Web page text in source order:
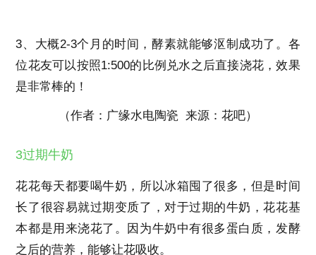
3、大概2-3个月的时间，酵素就能够沤制成功了。各
位花友可以按照1:500的比例兑水之后直接浇花，效果
是非常棒的！
（作者：广缘水电陶瓷 来源：花吧）
3过期牛奶
花花每天都要喝牛奶，所以冰箱囤了很多，但是时间
长了很容易就过期变质了，对于过期的牛奶，花花基
本都是用来浇花了。因为牛奶中有很多蛋白质，发酵
之后的营养，能够让花吸收。